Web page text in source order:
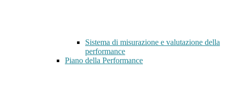
Sistema di misurazione e valutazione della
performance
Piano della Performance